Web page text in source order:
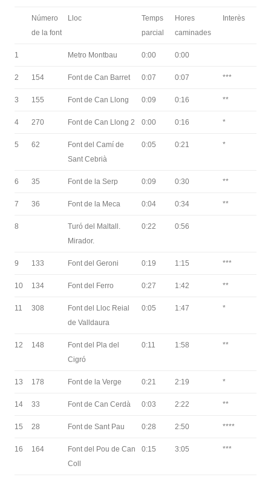
Número
de la font
Lloc
Temps
parcial
Hores
caminades
Interès
1 Metro Montbau 0:00 0:00
2 154 Font de Can Barret 0:07 0:07 ***
3 155 Font de Can Llong 0:09 0:16 **
4 270 Font de Can Llong 2 0:00 0:16 *
5 62
Font del Camí de
Sant Cebrià
0:05 0:21 *
6 35 Font de la Serp 0:09 0:30 **
7 36 Font de la Meca 0:04 0:34 **
8
Turó del Maltall.
Mirador.
0:22 0:56
9 133 Font del Geroni 0:19 1:15 ***
10 134 Font del Ferro 0:27 1:42 **
11 308
Font del Lloc Reial
de Valldaura
0:05 1:47 *
12 148
Font del Pla del
Cigró
0:11 1:58 **
13 178 Font de la Verge 0:21 2:19 *
14 33 Font de Can Cerdà 0:03 2:22 **
15 28 Font de Sant Pau 0:28 2:50 ****
16 164
Font del Pou de Can
Coll
0:15 3:05 ***